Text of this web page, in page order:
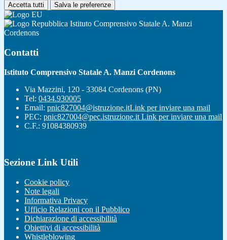
Accetta tutti Salva le preferenze
Istituto Comprensivo Statale A. Manzi
Cordenons
Contatti
Istituto Comprensivo Statale A. Manzi Cordenons
Via Mazzini, 120 - 33084 Cordenons (PN)
Tel: 0434.930005
Email: pnic827004@istruzione.itLink per inviare una mail
PEC: pnic827004@pec.istruzione.it Link per inviare una mail
C.F.: 91084380939
Sezione Link Utili
Cookie policy
Note legali
Informativa Privacy
Ufficio Relazioni con il Pubblico
Dichiarazione di accessibilità
Obiettivi di accessibilità
Whistleblowing